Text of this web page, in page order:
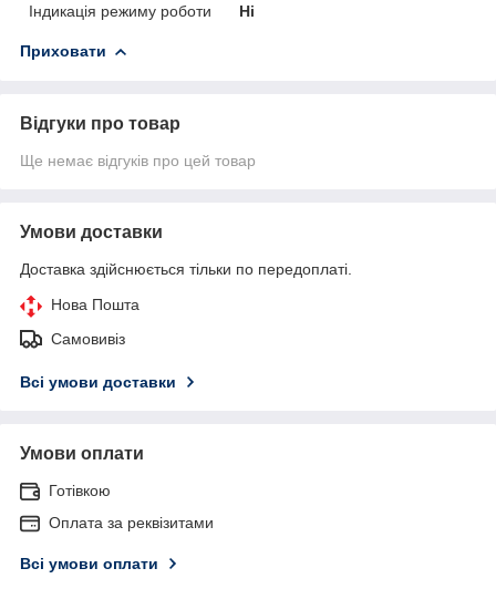
Індикація режиму роботи
Ні
Приховати
Відгуки про товар
Ще немає відгуків про цей товар
Умови доставки
Доставка здійснюється тільки по передоплаті.
Нова Пошта
Самовивіз
Всі умови доставки
Умови оплати
Готівкою
Оплата за реквізитами
Всі умови оплати